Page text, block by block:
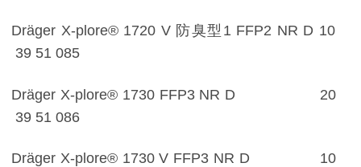
Dräger X-plore® 1720 V 防臭型1 FFP2 NR D 10
39 51 085
Dräger X-plore® 1730 FFP3 NR D 20
39 51 086
Dräger X-plore® 1730 V FFP3 NR D 10